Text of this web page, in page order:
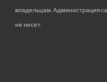
владельцам. Администрация
не несет.